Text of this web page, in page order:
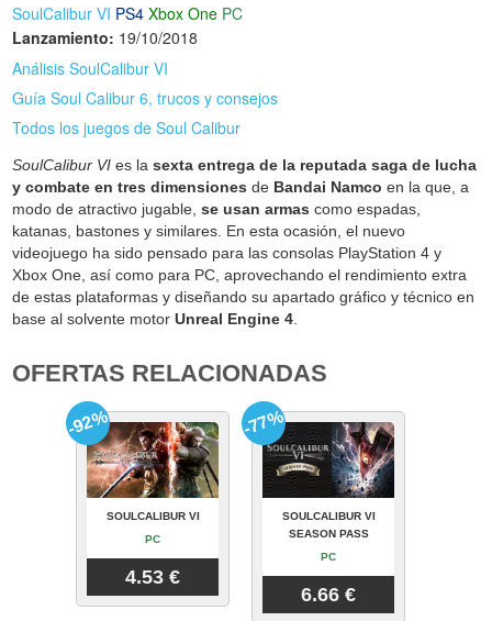
SoulCalibur VI PS4 Xbox One PC
Lanzamiento: 19/10/2018
Análisis SoulCalibur VI
Guía Soul Calibur 6, trucos y consejos
Todos los juegos de Soul Calibur
SoulCalibur VI es la sexta entrega de la reputada saga de lucha
y combate en tres dimensiones de Bandai Namco en la que, a
modo de atractivo jugable, se usan armas como espadas,
katanas, bastones y similares. En esta ocasión, el nuevo
videojuego ha sido pensado para las consolas PlayStation 4 y
Xbox One, así como para PC, aprovechando el rendimiento extra
de estas plataformas y diseñando su apartado gráfico y técnico en
base al solvente motorUnreal Engine 4
OFERTAS RELACIONADAS
SOULCALIBUR VI
PC
4.53 €
-92%
SOULCALIBUR VI
SEASON PASS
PC
6.66 €
-77%